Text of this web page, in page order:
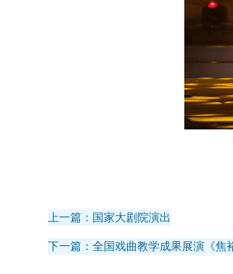
上一篇：国家大剧院演出
下一篇：全国戏曲教学成果展演《焦